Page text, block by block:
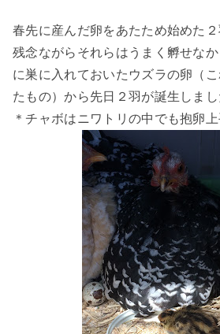
春先に産んだ卵をあたため始めた２
残念ながらそれらはうまく孵せな
に巣に入れておいたウズラの卵（
たもの）から先日２羽が誕生しまし
＊チャボはニワトリの中でも抱卵